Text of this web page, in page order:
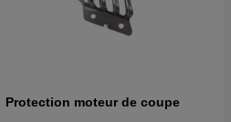
Protection moteur de coupe